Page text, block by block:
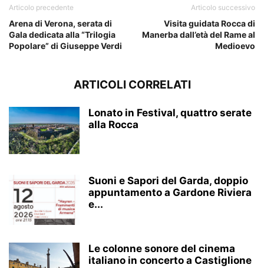
Articolo precedente
Arena di Verona, serata di
Gala dedicata alla “Trilogia
Popolare” di Giuseppe Verdi
Articolo successivo
Visita guidata Rocca di
Manerba dall’età del Rame al
Medioevo
ARTICOLI CORRELATI
Lonato in Festival, quattro serate
alla Rocca
Suoni e Sapori del Garda, doppio
appuntamento a Gardone Riviera
e...
Le colonne sonore del cinema
italiano in concerto a Castiglione